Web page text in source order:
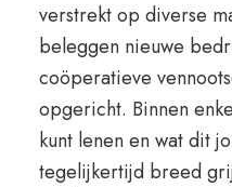
verstrekt op diverse
beleggen nieuwe
coöperatieve
opgericht. Binnen
kunt lenen en wat dit
tegelijkertijd breed